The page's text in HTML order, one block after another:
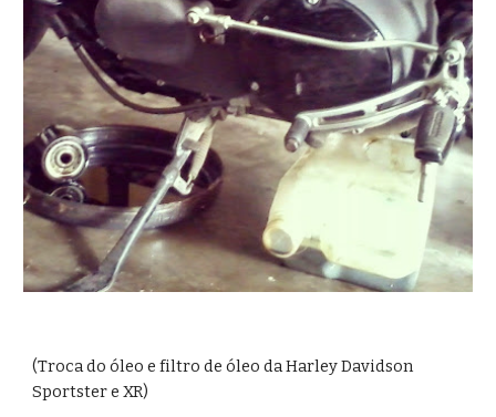
(Troca do óleo e filtro de óleo da Harley Davidson
Sportster e XR)